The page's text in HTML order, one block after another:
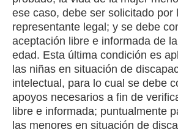
ese caso, debe ser solicitado por
representante legal; y se debe
aceptación libre e informada de
edad. Esta última condición es
las niñas en situación de
intelectual, para lo cual se debe
apoyos necesarios a fin de
libre e informada; puntualmente
las menores en situación de